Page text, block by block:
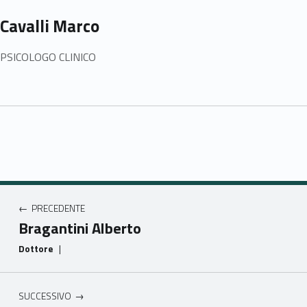
Cavalli Marco
PSICOLOGO CLINICO
Navigazione articoli
PRECEDENTE
Bragantini Alberto
Dottore |
SUCCESSIVO